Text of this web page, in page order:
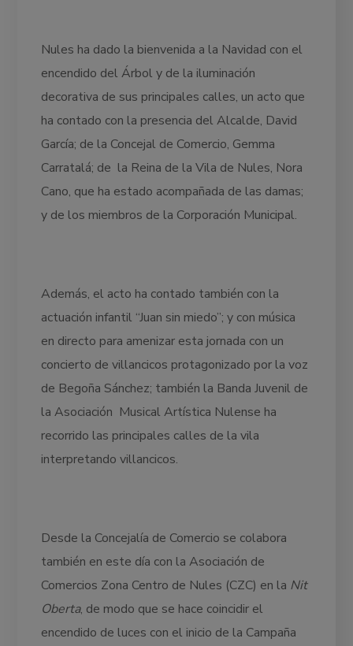
Nules ha dado la bienvenida a la Navidad con el
encendido del Árbol y de la iluminación
decorativa de sus principales calles, un acto que
ha contado con la presencia del Alcalde, David
García; de la Concejal de Comercio, Gemma
Carratalá; de la Reina de la Vila de Nules, Nora
Cano, que ha estado acompañada de las damas;
y de los miembros de la Corporación Municipal.
Además, el acto ha contado también con la
actuación infantil “Juan sin miedo”; y con música
en directo para amenizar esta jornada con un
concierto de villancicos protagonizado por la voz
de Begoña Sánchez; también la Banda Juvenil de
la Asociación Musical Artística Nulense ha
recorrido las principales calles de la vila
interpretando villancicos.
Desde la Concejalía de Comercio se colabora
también en este día con la Asociación de
Comercios Zona Centro de Nules (CZC) en la Nit
Oberta, de modo que se hace coincidir el
encendido de luces con el inicio de la Campaña